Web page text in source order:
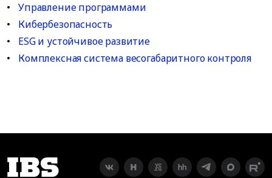
Управление программами
Кибербезопасность
ESG и устойчивое развитие
Комплексная система весогабаритного контроля